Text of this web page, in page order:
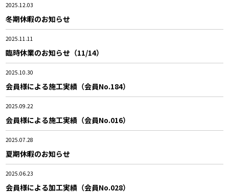
2025.12.03
冬期休暇のお知らせ
2025.11.11
臨時休業のお知らせ（11/14）
2025.10.30
会員様による施工実績（会員No.184）
2025.09.22
会員様による施工実績（会員No.016）
2025.07.28
夏期休暇のお知らせ
2025.06.23
会員様による加工実績（会員No.028）